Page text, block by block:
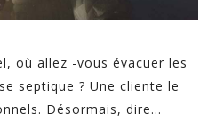
où allez -vous évacuer les
septique ? Une cliente le
Désormais, dire...